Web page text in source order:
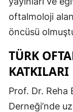
oftalmoloji
öncüsü
TÜRK
KATKILARI
Prof. Dr. Reha
Derneği’nde